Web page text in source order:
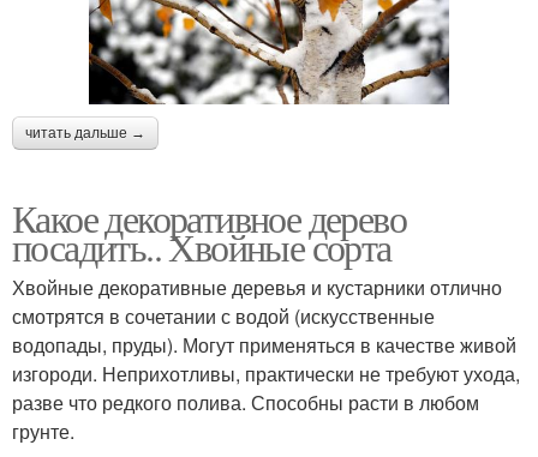
читать дальше →
Какое декоративное дерево
посадить.. Хвойные сорта
Хвойные декоративные деревья и кустарники отлично
смотрятся в сочетании с водой (искусственные
водопады, пруды). Могут применяться в качестве живой
изгороди. Неприхотливы, практически не требуют ухода,
разве что редкого полива. Способны расти в любом
грунте.